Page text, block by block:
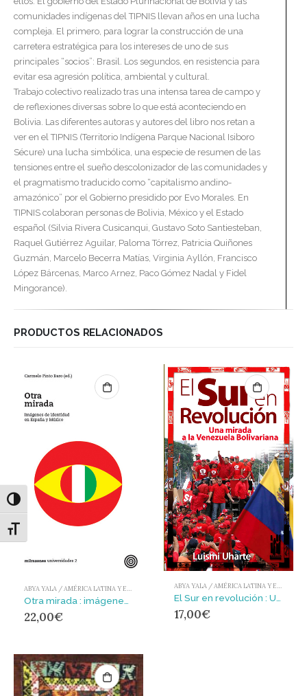
Alternar alto contraste
Alternar tamaño de letra
comunidades indígenas del TIPNIS llevan años en una lucha
compleja. El primero, para lograr la construcción de una
carretera estratégica para los intereses de uno de sus
principales “socios”: Brasil. Los segundos, en resistencia para
evitar esa agresión política, ambiental y cultural.
Trabajo colectivo realizado tras una intensa tarea de campo y
de reflexiones diversas sobre lo que está aconteciendo en
Bolivia. Las diferentes autoras y autores del libro nos retan a
ver en el TIPNIS (Territorio Indígena Parque Nacional Isiboro
Sécure) una lucha simbólica, una especie de resumen de las
tensiones entre el sueño descolonizador de las comunidades y
el pragmatismo traducido como “capitalismo andino-
amazónico” por el Gobierno presidido por Evo Morales. En
TIPNIS colaboran personas de Bolivia, México y el Estado
español (Silvia Rivera Cusicanqui, Gustavo Soto Santiesteban,
Raquel Gutiérrez Aguilar, Paloma Tórrez, Patricia Quiñones
Guzmán, Marcelo Becerra Matías, Virginia Ayllón, Francisco
López Bárcenas, Marco Arnez, Paco Gómez Nadal y Fidel
Mingorance).
PRODUCTOS RELACIONADOS
ABYA YALA / AMÉRICA LATINA Y EL CARIBE
22,00€
ABYA YALA / AMÉRICA LATINA Y EL CARIBE
17,00€